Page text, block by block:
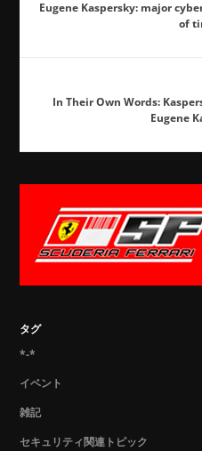
Eugene Kaspersky: major
of
In Their Own Words:
Eugene
タグ
*-*
イベント
雑記
セキュリティ関連トピック